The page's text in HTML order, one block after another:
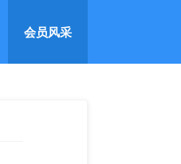
会员风采